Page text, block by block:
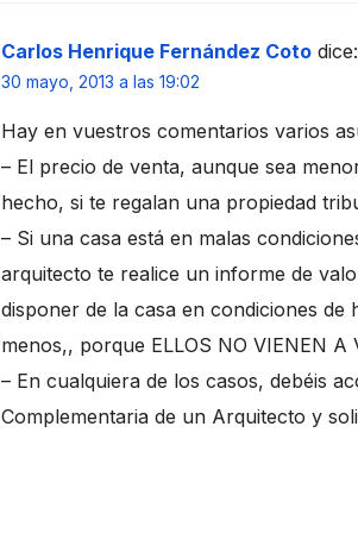
Carlos Henrique Fernández Coto dice:
30 mayo, 2013 a las 19:02
Hay en vuestros comentarios varios
– El precio de venta, aunque sea
hecho, si te regalan una propiedad
– Si una casa está en malas
arquitecto te realice un informe de
disponer de la casa en condiciones de
menos,, porque ELLOS NO VIENEN A
– En cualquiera de los casos, debéis
Complementaria de un Arquitecto y